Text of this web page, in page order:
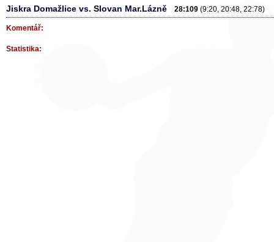
Jiskra Domažlice vs. Slovan Mar.Lázně 28:109 (9:20, 20:48, 22:78)
Komentář:
Statistika: